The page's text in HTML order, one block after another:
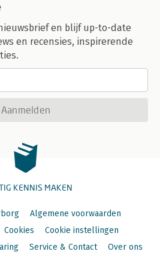
en blijf up-to-date
en recensies, inspirerende
Aanmelden
KENNIS MAKEN
Algemene voorwaarden
Cookies
Cookie instellingen
Service & Contact Over ons